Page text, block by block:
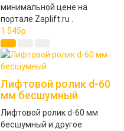
минимальной цене на
портале Zaplift.ru .
1 545p
Лифтовой ролик d-60
мм бесшумный
Лифтовой ролик d-60 мм
бесшумный и другое